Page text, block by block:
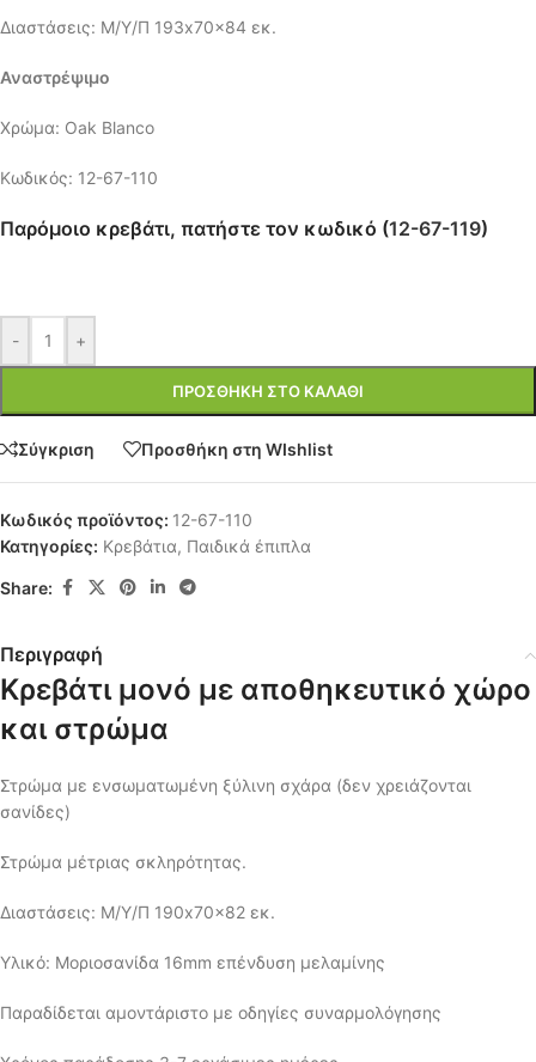
Διαστάσεις: Μ/Υ/Π 193x70x84 εκ.
Αναστρέψιμο
Χρώμα: Oak Blanco
Κωδικός: 12-67-110
Παρόμοιο κρεβάτι, πατήστε τον κωδικό (12-67-119)
- +
ΠΡΟΣΘΉΚΗ ΣΤΟ ΚΑΛΆΘΙ
Σύγκριση Προσθήκη στη WIshlist
Κωδικός προϊόντος: 12-67-110
Κατηγορίες: Κρεβάτια, Παιδικά έπιπλα
Share:
Περιγραφή
Κρεβάτι μονό με αποθηκευτικό χώρο
και στρώμα
Στρώμα με ενσωματωμένη ξύλινη σχάρα (δεν χρειάζονται
σανίδες)
Στρώμα μέτριας σκληρότητας.
Διαστάσεις: Μ/Υ/Π 190x70x82 εκ.
Υλικό: Μοριοσανίδα 16mm επένδυση μελαμίνης
Παραδίδεται αμοντάριστο με οδηγίες συναρμολόγησης